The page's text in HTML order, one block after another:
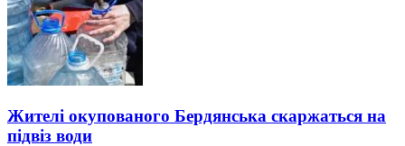
Жителі окупованого Бердянська скаржаться на
підвіз води